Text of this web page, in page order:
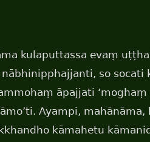
kulaputtassa evaṃ
so socati
āpajjati
Ayampi,
kāmahetu